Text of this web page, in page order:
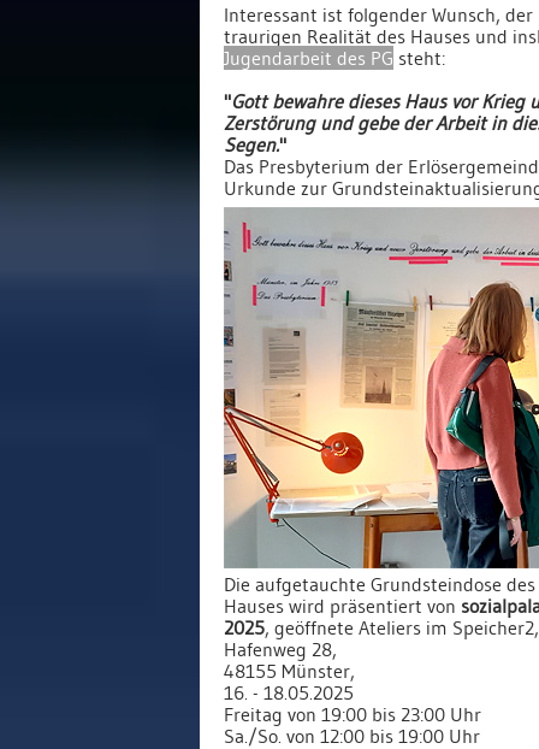
Interessant ist folgender Wunsch,
traurigen Realität des Hauses und
Jugendarbeit des PG steht:
"Gott bewahre dieses Haus vor Krieg
Zerstörung und gebe der Arbeit in
Segen."
Das Presbyterium der
Urkunde zur
Die aufgetauchte Grundsteindose
Hauses wird präsentiert von
2025, geöffnete Ateliers im Speicher2,
Hafenweg 28,
48155 Münster,
16. - 18.05.2025
Freitag von 19:00 bis 23:00 Uhr
Sa./So. von 12:00 bis 19:00 Uhr